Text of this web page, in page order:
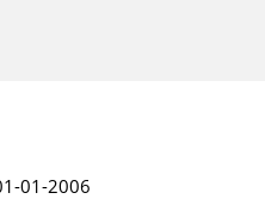
01-2006